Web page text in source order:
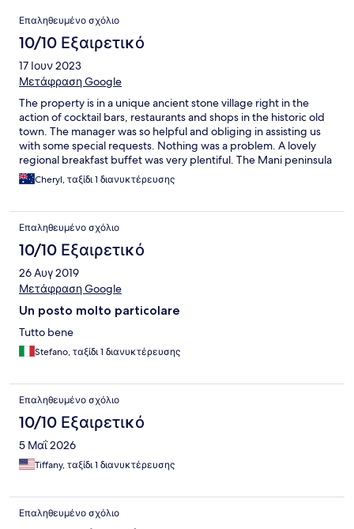
Σχόλια
Επαληθευμένο σχόλιο
10/10 Εξαιρετικό
17 Ιουν 2023
Μετάφραση Google
The property is in a unique ancient stone village right in the
action of cocktail bars, restaurants and shops in the historic old
town. The manager was so helpful and obliging in assisting us
with some special requests. Nothing was a problem. A lovely
regional breakfast buffet was very plentiful. The Mani peninsula
is on hand for walks, swimming and sailing.
Cheryl, ταξίδι 1 διανυκτέρευσης
Επαληθευμένο σχόλιο
10/10 Εξαιρετικό
26 Αυγ 2019
Μετάφραση Google
Un posto molto particolare
Tutto bene
Stefano, ταξίδι 1 διανυκτέρευσης
Επαληθευμένο σχόλιο
10/10 Εξαιρετικό
5 Μαΐ 2026
Tiffany, ταξίδι 1 διανυκτέρευσης
Επαληθευμένο σχόλιο